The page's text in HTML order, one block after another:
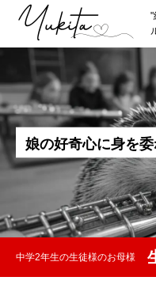
"
HOME
ABOUT
講師プロフィール
理念やスタイル
推薦者
LESSON
娘の好奇心に身を委
中学2年生の生徒様のお母様